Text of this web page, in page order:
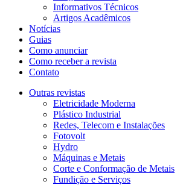
Informativos Técnicos
Artigos Acadêmicos
Notícias
Guias
Como anunciar
Como receber a revista
Contato
Outras revistas
Eletricidade Moderna
Plástico Industrial
Redes, Telecom e Instalações
Fotovolt
Hydro
Máquinas e Metais
Corte e Conformação de Metais
Fundição e Serviços